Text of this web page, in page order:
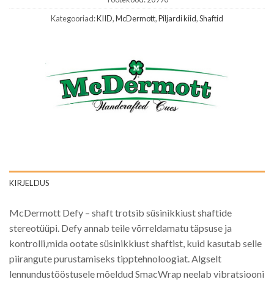
Kategooriad:KIID,McDermott,Piljardi kiid,Shaftid
KIRJELDUS
McDermott Defy – shaft trotsib süsinikkiust shaftide
stereotüüpi. Defy annab teile võrreldamatu täpsuse ja
kontrolli,mida ootate süsinikkiust shaftist, kuid kasutab selle
piirangute purustamiseks tipptehnoloogiat. Algselt
lennundustööstusele mõeldud SmacWrap neelab vibratsiooni